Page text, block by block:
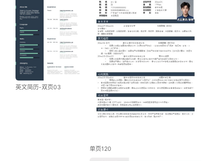
英文简历-双页03
单页120